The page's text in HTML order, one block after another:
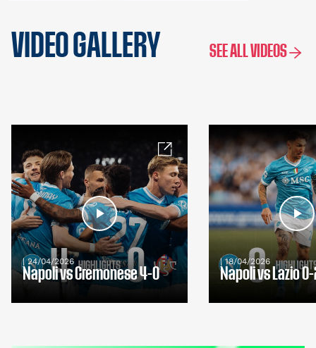
VIDEO GALLERY SEE ALL VIDEOS
| 24/04/2026
Napoli vs Cremonese 4-0
| 18/04/2026
Napoli vs Lazio